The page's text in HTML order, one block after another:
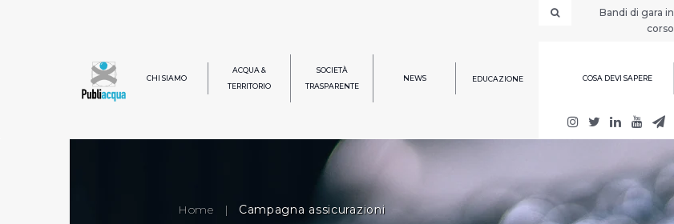
Bandi di gara in
corso
CHI SIAMO
ACQUA &
TERRITORIO
SOCIETÀ
TRASPARENTE
NEWS EDUCAZIONE COSA DEVI SAPERE
Home | Campagna assicurazioni